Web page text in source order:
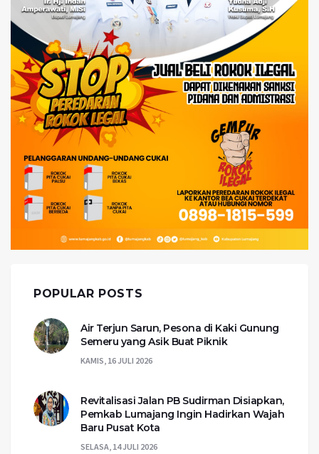
POPULAR POSTS
Air Terjun Sarun, Pesona di Kaki Gunung
Semeru yang Asik Buat Piknik
KAMIS, 16 JULI 2026
Revitalisasi Jalan PB Sudirman Disiapkan,
Pemkab Lumajang Ingin Hadirkan Wajah
Baru Pusat Kota
SELASA, 14 JULI 2026